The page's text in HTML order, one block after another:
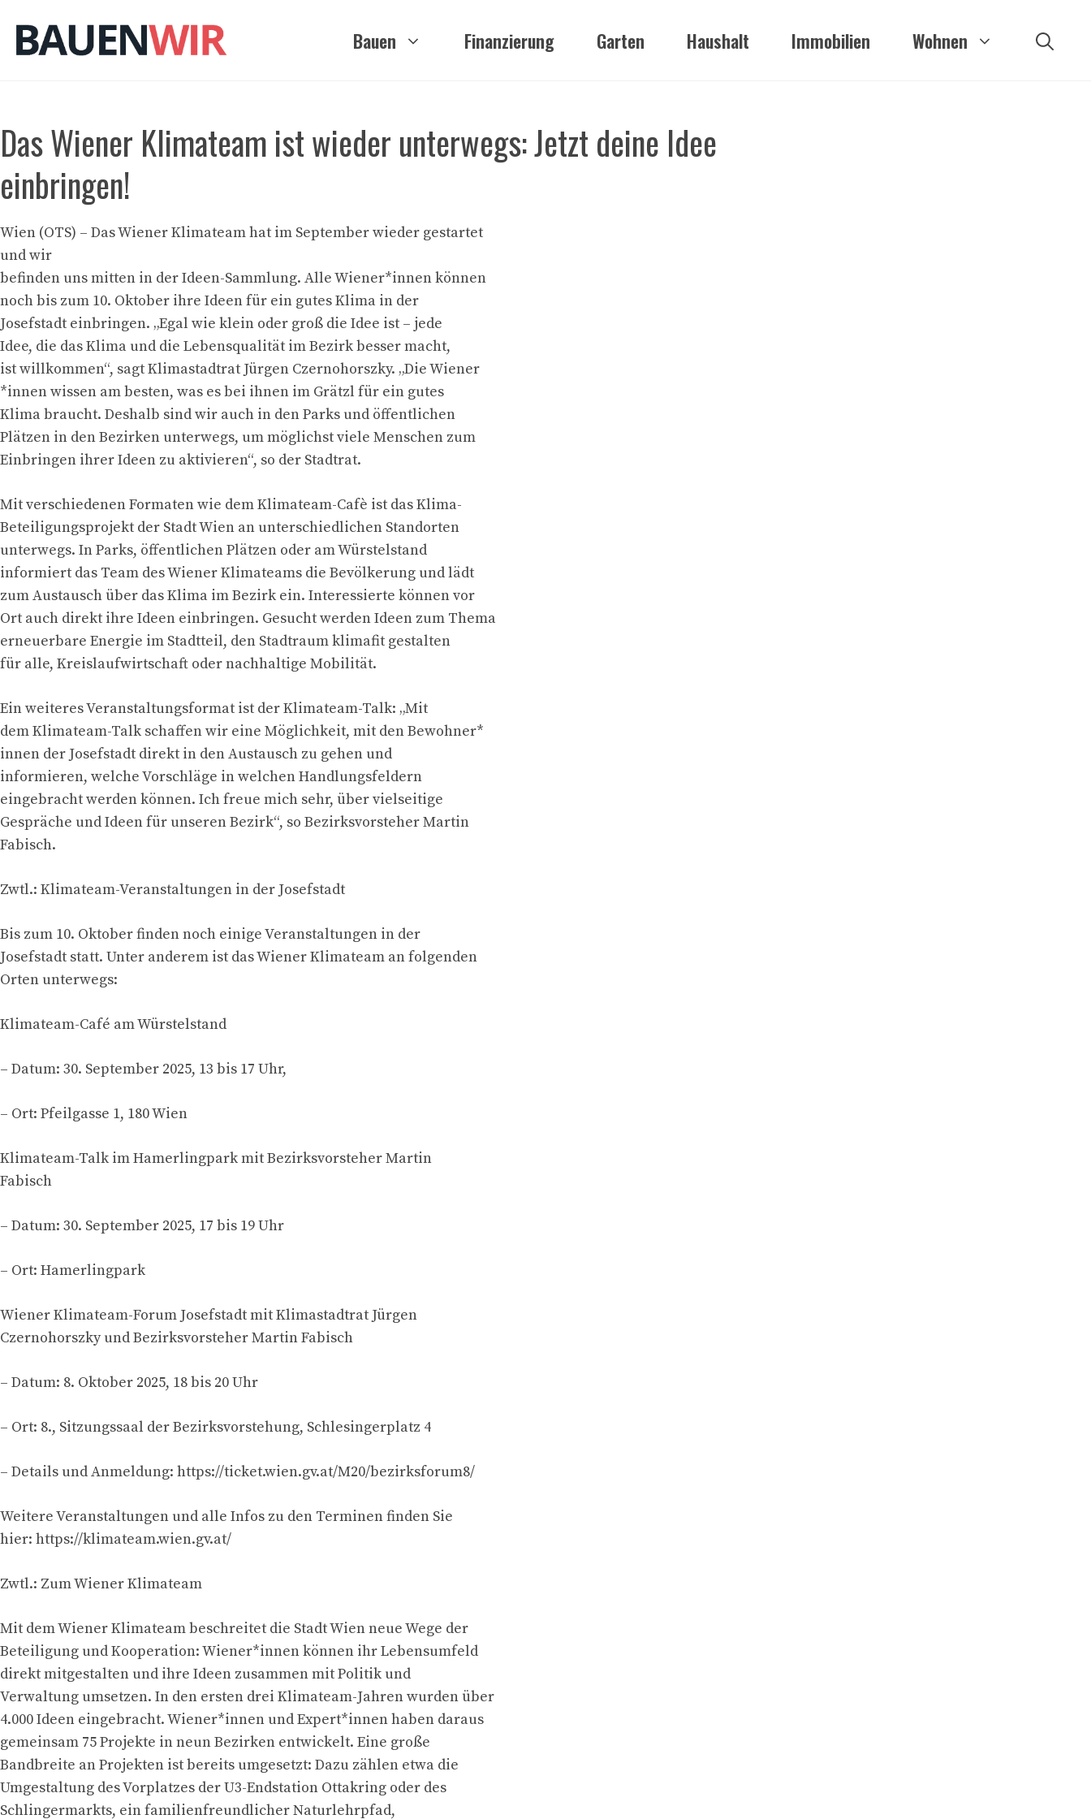
Inhalt
springen
Bauen Finanzierung Garten Haushalt Immobilien Wohnen
Das Wiener Klimateam ist wieder unterwegs: Jetzt deine Idee
einbringen!
Wien (OTS) – Das Wiener Klimateam hat im September wieder gestartet
und wir
befinden uns mitten in der Ideen-Sammlung. Alle Wiener*innen können
noch bis zum 10. Oktober ihre Ideen für ein gutes Klima in der
Josefstadt einbringen. „Egal wie klein oder groß die Idee ist – jede
Idee, die das Klima und die Lebensqualität im Bezirk besser macht,
ist willkommen“, sagt Klimastadtrat Jürgen Czernohorszky. „Die Wiener
*innen wissen am besten, was es bei ihnen im Grätzl für ein gutes
Klima braucht. Deshalb sind wir auch in den Parks und öffentlichen
Plätzen in den Bezirken unterwegs, um möglichst viele Menschen zum
Einbringen ihrer Ideen zu aktivieren“, so der Stadtrat.
Mit verschiedenen Formaten wie dem Klimateam-Cafè ist das Klima-
Beteiligungsprojekt der Stadt Wien an unterschiedlichen Standorten
unterwegs. In Parks, öffentlichen Plätzen oder am Würstelstand
informiert das Team des Wiener Klimateams die Bevölkerung und lädt
zum Austausch über das Klima im Bezirk ein. Interessierte können vor
Ort auch direkt ihre Ideen einbringen. Gesucht werden Ideen zum Thema
erneuerbare Energie im Stadtteil, den Stadtraum klimafit gestalten
für alle, Kreislaufwirtschaft oder nachhaltige Mobilität.
Ein weiteres Veranstaltungsformat ist der Klimateam-Talk: „Mit
dem Klimateam-Talk schaffen wir eine Möglichkeit, mit den Bewohner*
innen der Josefstadt direkt in den Austausch zu gehen und
informieren, welche Vorschläge in welchen Handlungsfeldern
eingebracht werden können. Ich freue mich sehr, über vielseitige
Gespräche und Ideen für unseren Bezirk“, so Bezirksvorsteher Martin
Fabisch.
Zwtl.: Klimateam-Veranstaltungen in der Josefstadt
Bis zum 10. Oktober finden noch einige Veranstaltungen in der
Josefstadt statt. Unter anderem ist das Wiener Klimateam an folgenden
Orten unterwegs:
Klimateam-Café am Würstelstand
– Datum: 30. September 2025, 13 bis 17 Uhr,
– Ort: Pfeilgasse 1, 180 Wien
Klimateam-Talk im Hamerlingpark mit Bezirksvorsteher Martin
Fabisch
– Datum: 30. September 2025, 17 bis 19 Uhr
– Ort: Hamerlingpark
Wiener Klimateam-Forum Josefstadt mit Klimastadtrat Jürgen
Czernohorszky und Bezirksvorsteher Martin Fabisch
– Datum: 8. Oktober 2025, 18 bis 20 Uhr
– Ort: 8., Sitzungssaal der Bezirksvorstehung, Schlesingerplatz 4
– Details und Anmeldung: https://ticket.wien.gv.at/M20/bezirksforum8/
Weitere Veranstaltungen und alle Infos zu den Terminen finden Sie
hier: https://klimateam.wien.gv.at/
Zwtl.: Zum Wiener Klimateam
Mit dem Wiener Klimateam beschreitet die Stadt Wien neue Wege der
Beteiligung und Kooperation: Wiener*innen können ihr Lebensumfeld
direkt mitgestalten und ihre Ideen zusammen mit Politik und
Verwaltung umsetzen. In den ersten drei Klimateam-Jahren wurden über
4.000 Ideen eingebracht. Wiener*innen und Expert*innen haben daraus
gemeinsam 75 Projekte in neun Bezirken entwickelt. Eine große
Bandbreite an Projekten ist bereits umgesetzt: Dazu zählen etwa die
Umgestaltung des Vorplatzes der U3-Endstation Ottakring oder des
Schlingermarkts, ein familienfreundlicher Naturlehrpfad,